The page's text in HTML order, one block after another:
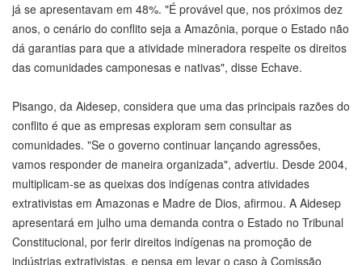
já se apresentavam em 48%. "É provável que, nos próximos dez
anos, o cenário do conflito seja a Amazônia, porque o Estado não
dá garantias para que a atividade mineradora respeite os direitos
das comunidades camponesas e nativas", disse Echave.
Pisango, da Aidesep, considera que uma das principais razões do
conflito é que as empresas exploram sem consultar as
comunidades. "Se o governo continuar lançando agressões,
vamos responder de maneira organizada", advertiu. Desde 2004,
multiplicam-se as queixas dos indígenas contra atividades
extrativistas em Amazonas e Madre de Dios, afirmou. A Aidesep
apresentará em julho uma demanda contra o Estado no Tribunal
Constitucional, por ferir direitos indígenas na promoção de
indústrias extrativistas, e pensa em levar o caso à Comissão